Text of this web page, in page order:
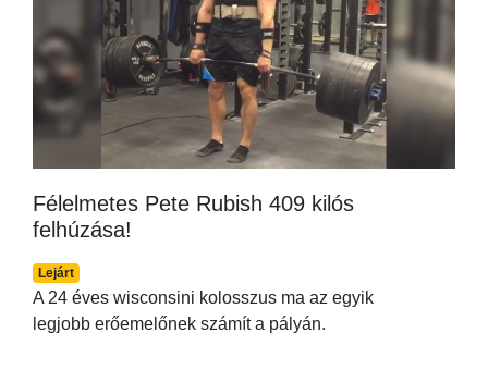
Félelmetes Pete Rubish 409 kilós
felhúzása!
Lejárt
A 24 éves wisconsini kolosszus ma az egyik
legjobb erőemelőnek számít a pályán.